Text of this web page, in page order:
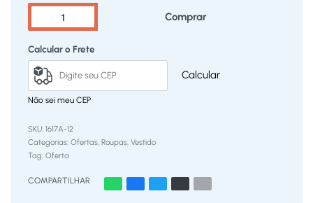
Comprar
Calcular o Frete
Calcular
Não sei meu CEP
1617A-12
Categorias: Ofertas Roupas Vestido
Tag: Oferta
COMPARTILHAR